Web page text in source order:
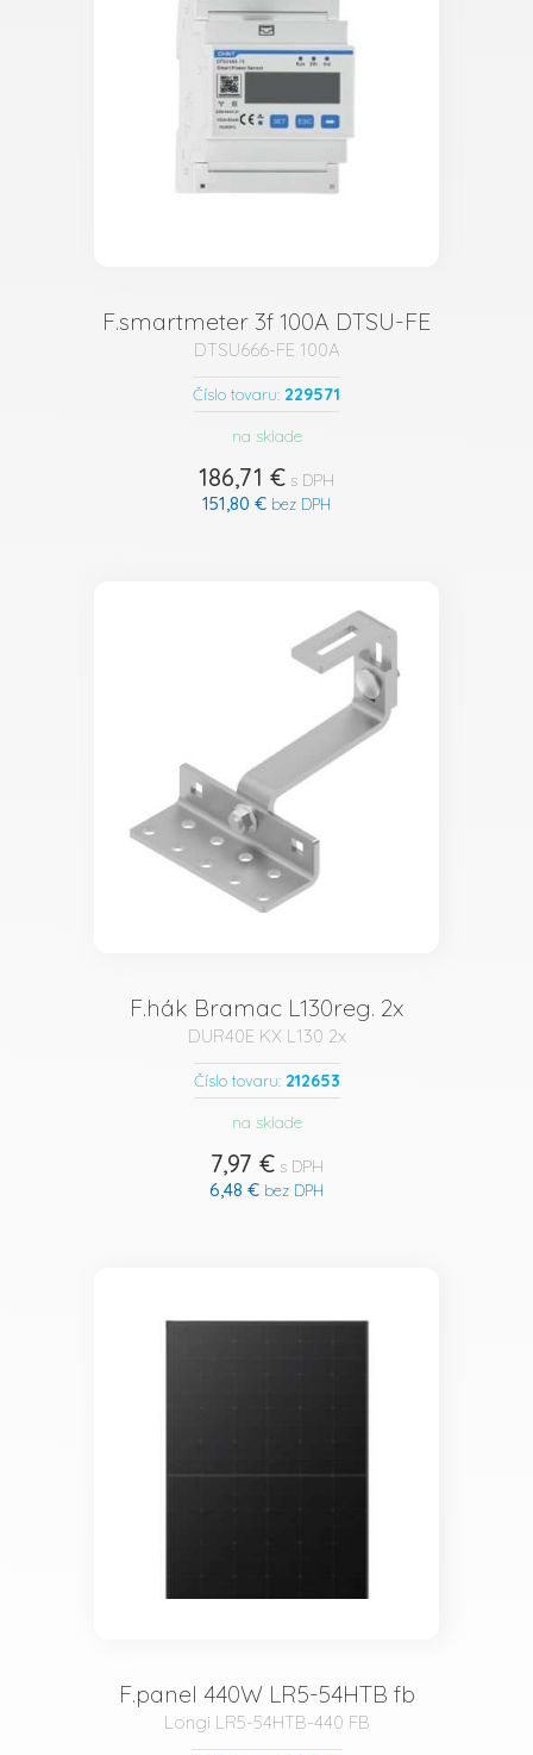
F.smartmeter 3f 100A DTSU-FE
DTSU666-FE 100A
Číslo tovaru: 229571
na sklade
186,71 € s DPH
151,80 € bez DPH
F.hák Bramac L130reg. 2x
DUR40E KX L130 2x
Číslo tovaru: 212653
na sklade
7,97 €s DPH
6,48 € bez DPH
F.panel 440W LR5-54HTB fb
Longi LR5-54HTB-440 FB